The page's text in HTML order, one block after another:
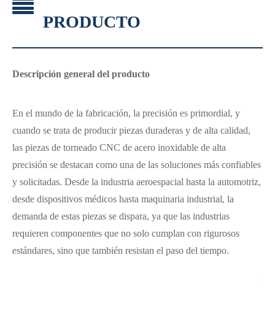
PRODUCTO
Descripción general del producto
En el mundo de la fabricación, la precisión es primordial, y
cuando se trata de producir piezas duraderas y de alta calidad,
las piezas de torneado CNC de acero inoxidable de alta
precisión se destacan como una de las soluciones más confiables
y solicitadas. Desde la industria aeroespacial hasta la automotriz,
desde dispositivos médicos hasta maquinaria industrial, la
demanda de estas piezas se dispara, ya que las industrias
requieren componentes que no solo cumplan con rigurosos
estándares, sino que también resistan el paso del tiempo.